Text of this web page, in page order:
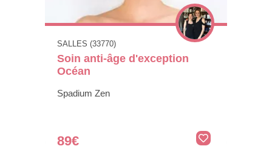
SALLES (33770)
Soin anti-âge d'exception
Océan
Spadium Zen
89€